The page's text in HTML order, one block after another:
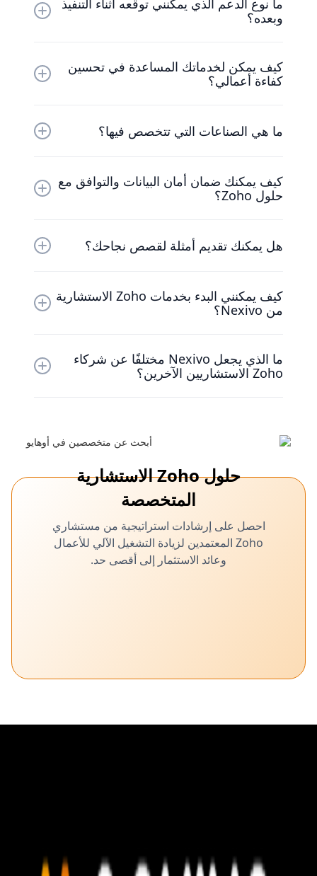
الحالية، ونربط جميع وظائف الأعمال للعمل بانسجام
معًا.
ما نوع الدعم الذي يمكنني توقعه أثناء التنفيذ
وبعده؟
التنفيذ والتحسين المستمر، مما يضمن أداء حلول Zoho
دائمًا في أفضل حالاتها.
كيف يمكن لخدماتك المساعدة في تحسين
كفاءة أعمالي؟
العمل وتبسيط العمليات وتحسين الكفاءة الإجمالية،
ما هي الصناعات التي تتخصص فيها؟
بالتجزئة والتمويل والرعاية الصحية والتصنيع والمزيد،
كيف يمكنك ضمان أمان البيانات والتوافق مع
حلول Zoho؟
أمنية قوية ونضمن التزام جميع حلول Zoho بالمعاييرهل يمكنك تقديم أمثلة لقصص نجاحك؟
من قصص النجاح من الشركات من جميع الأحجام التي
حققت أهدافها من خلال خدماتنا الاستشارية.
كيف يمكنني البدء بخدمات Zoho الاستشارية
من Nexivo؟
سنناقش احتياجاتك وأهدافك، ثم نضع خطة مخصصة
لتنفيذ حلول Zoho وتحسينها لشركتك.
ما الذي يجعل Nexivo مختلفًا عن شركاء
Zoho الاستشاريين الآخرين؟
على أفضل النتائج الممكنة من حلول Zoho الخاصة بك.
حلول Zoho الاستشارية
المتخصصة
احصل على إرشادات استراتيجية من مستشاري
Zoho المعتمدين لزيادة التشغيل الآلي للأعمال
وعائد الاستثمار إلى أقصى حد.